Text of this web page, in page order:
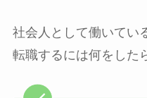
社会人として働いてい
転職するには何をした